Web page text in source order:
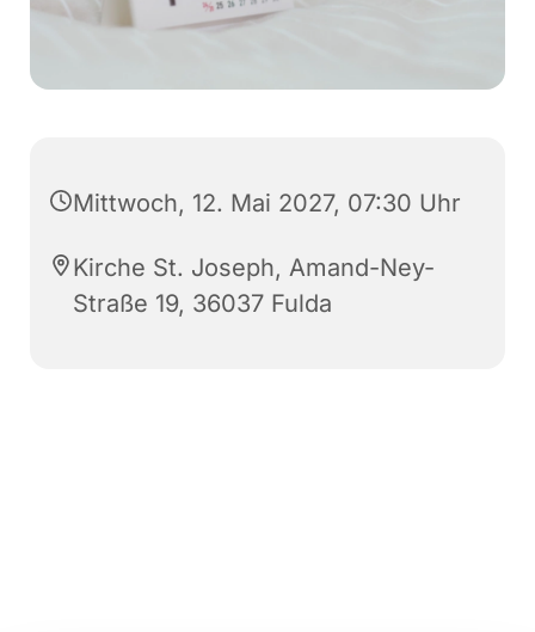
Mittwoch, 12. Mai 2027, 07:30 Uhr
Kirche St. Joseph, Amand-Ney-
Straße 19, 36037 Fulda